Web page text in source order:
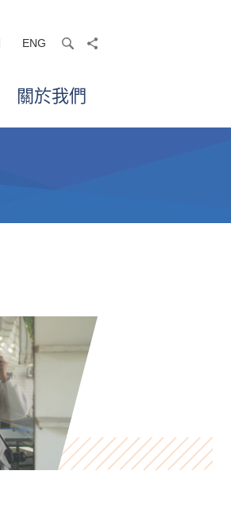
ENG searchshare
關於我們